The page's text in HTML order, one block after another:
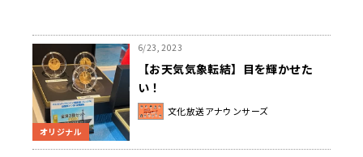
オリジナル
6/23, 2023
【お天気気象転結】目を輝かせた
い！
文化放送アナウンサーズ